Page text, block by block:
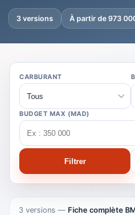
3 versions À partir de 973
CARBURANT
BUDGET MAX (MAD)
Filtrer
3 versions — Fiche complète